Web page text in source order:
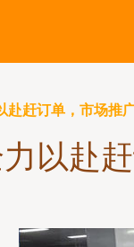
赴赶订单，市场推
以赴